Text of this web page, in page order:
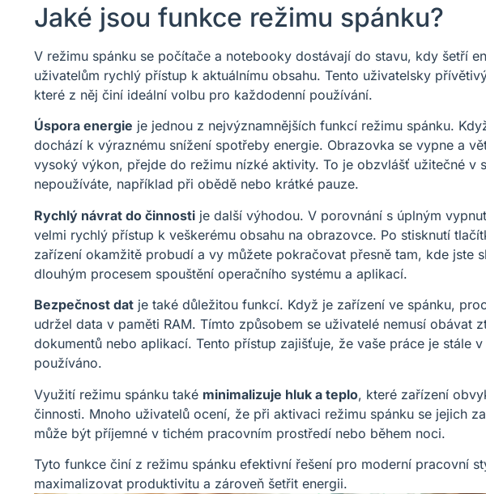
Jaké jsou funkce režimu spánku?
V režimu spánku se počítače a notebooky dostávají do stavu, kdy šetří
uživatelům rychlý přístup k aktuálnímu obsahu. Tento uživatelsky
které z něj činí ideální volbu pro každodenní používání.
Úspora energie je jednou z nejvýznamnějších funkcí režimu spánku.
dochází k výraznému snížení spotřeby energie. Obrazovka se vypne a
vysoký výkon, přejde do režimu nízké aktivity. To je obzvlášť užitečné v
nepoužíváte, například při obědě nebo krátké pauze.
Rychlý návrat do činnosti je další výhodou. V porovnání s úplným
velmi rychlý přístup k veškerému obsahu na obrazovce. Po stisknutí
zařízení okamžitě probudí a vy můžete pokračovat přesně tam, kde jste
dlouhým procesem spouštění operačního systému a aplikací.
Bezpečnost dat je také důležitou funkcí. Když je zařízení ve spánku,
udržel data v paměti RAM. Tímto způsobem se uživatelé nemusí obávat
dokumentů nebo aplikací. Tento přístup zajišťuje, že vaše práce je stále
používáno.
Využití režimu spánku také minimalizuje hluk a teplo, které zařízení
činnosti. Mnoho uživatelů ocení, že při aktivaci režimu spánku se jejich
může být příjemné v tichém pracovním prostředí nebo během noci.
Tyto funkce činí z režimu spánku efektivní řešení pro moderní pracovní
maximalizovat produktivitu a zároveň šetřit energii.